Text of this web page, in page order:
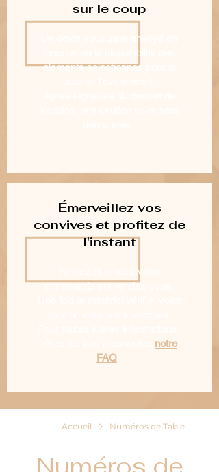
sur le coup
Un devis vous sera envoyé en
fonction de la disponibilité des
éléments sélectionnés pour la
Émerveillez vos
convives et profitez de
l'instant
Retirez et rendez votre
commande sur rendez-vous.
notre
FAQ.
Accueil Numéros de Table